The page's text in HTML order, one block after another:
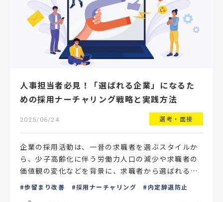
人事担当者必見！「選ばれる企業」になるた
めの採用ナーチャリング戦略と実践方法
2025/06/24 選考・面接
企業の採用活動は、一昔の求職者を選ぶスタイルか
ら、少子高齢化に伴う労働力人口の減少や求職者の
価値観の変化などを背景に、求職者から選ばれる市
場状況へと変化しています。このような環境下で、
歩留まり改善 採用ナーチャリング 内定辞退防止